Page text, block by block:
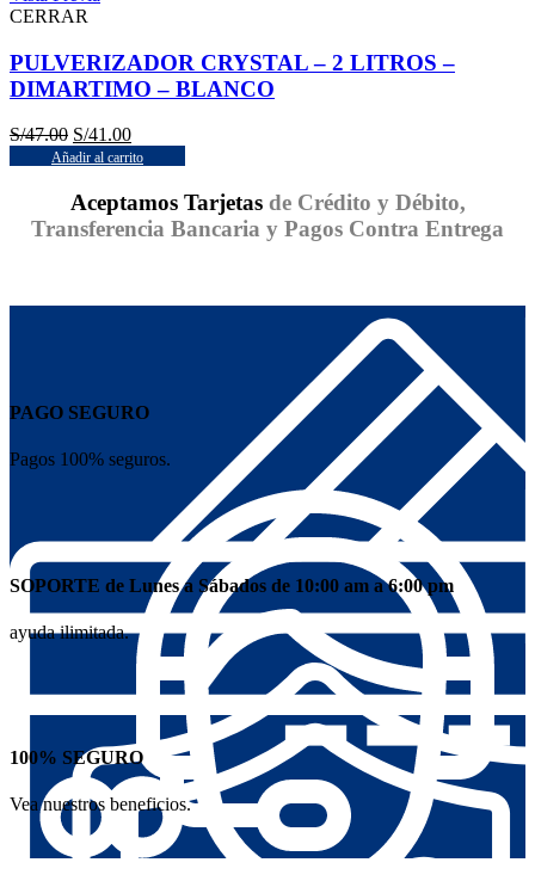
CERRAR
PULVERIZADOR CRYSTAL – 2 LITROS –
DIMARTIMO – BLANCO
S/47.00 S/41.00
Añadir al carrito
Aceptamos Tarjetas de Crédito y Débito,
Transferencia Bancaria y Pagos Contra Entrega
PAGO SEGURO
Pagos 100% seguros.
SOPORTE de Lunes a Sábados de 10:00 am a 6:00 pm
ayuda ilimitada.
100% SEGURO
Vea nuestros beneficios.